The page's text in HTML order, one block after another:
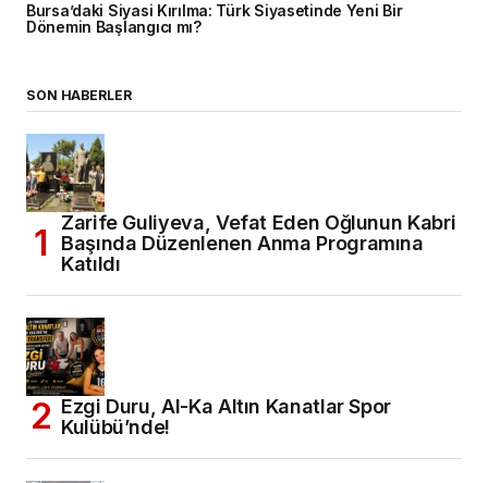
Bursa’daki Siyasi Kırılma: Türk Siyasetinde Yeni Bir
Dönemin Başlangıcı mı?
SON HABERLER
Zarife Guliyeva, Vefat Eden Oğlunun Kabri
Başında Düzenlenen Anma Programına
Katıldı
Ezgi Duru, Al-Ka Altın Kanatlar Spor
Kulübü’nde!